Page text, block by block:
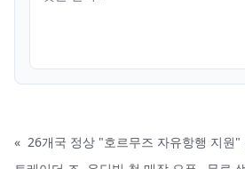
« 26개국 정상 "호르무즈 자유항행 지원"